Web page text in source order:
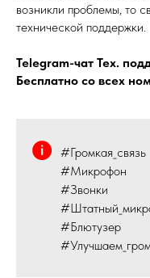
возникли проблемы, то
технической поддержки.
Telegram-чат Тех.
Бесплатно со всех
#Громкая_связь
#Микрофон
#Звонки
#Блютузер